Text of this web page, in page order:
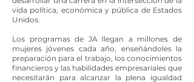
vida política, económica y pública de Estados
Unidos.
Los programas de JA llegan a millones de
mujeres jóvenes cada año, enseñándoles la
preparación para el trabajo, los conocimientos
financieros y las habilidades empresariales que
necesitarán para alcanzar la plena igualdad